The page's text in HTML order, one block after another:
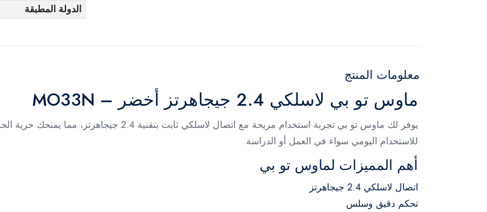
الدولة المطبقة
معلومات المنتج
ماوس تو بي لاسلكي 2.4 جيجاهرتز أخضر – MO33N
يوفر لك ماوس تو بي تجربة استخدام مريحة مع اتصال
للاستخدام اليومي سواء في العمل أو الدراسة.
أهم المميزات لماوس تو بي
اتصال لاسلكي 2.4 جيجاهرتز
تحكم دقيق وسلس